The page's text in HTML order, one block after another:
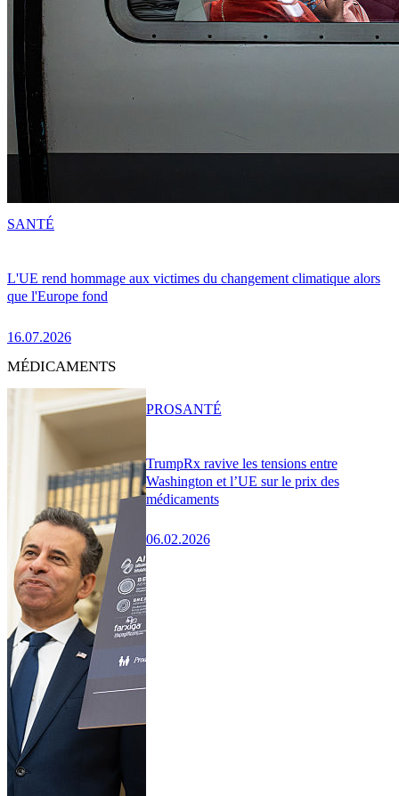
L'UE rend hommage aux victimes du changement climatique alors
que l'Europe fond
16.07.2026
SANTÉ
MÉDICAMENTS
TrumpRx ravive les tensions entre
Washington et l’UE sur le prix des
médicaments
06.02.2026
PROSANTÉ